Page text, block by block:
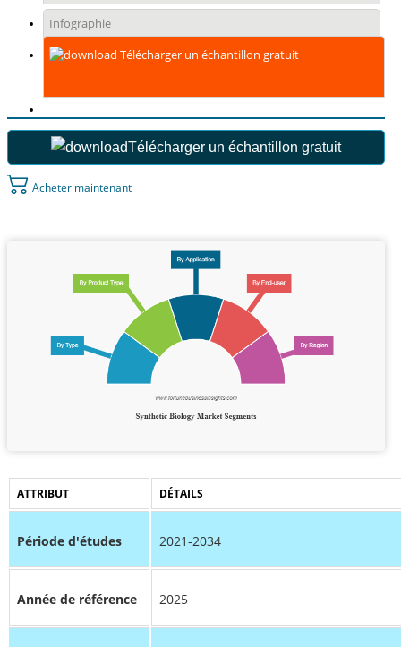
Infographie
Télécharger un échantillon gratuit
Télécharger un échantillon gratuit
Acheter maintenant
ATTRIBUT DÉTAILS
Période d'études 2021-2034
Année de référence 2025